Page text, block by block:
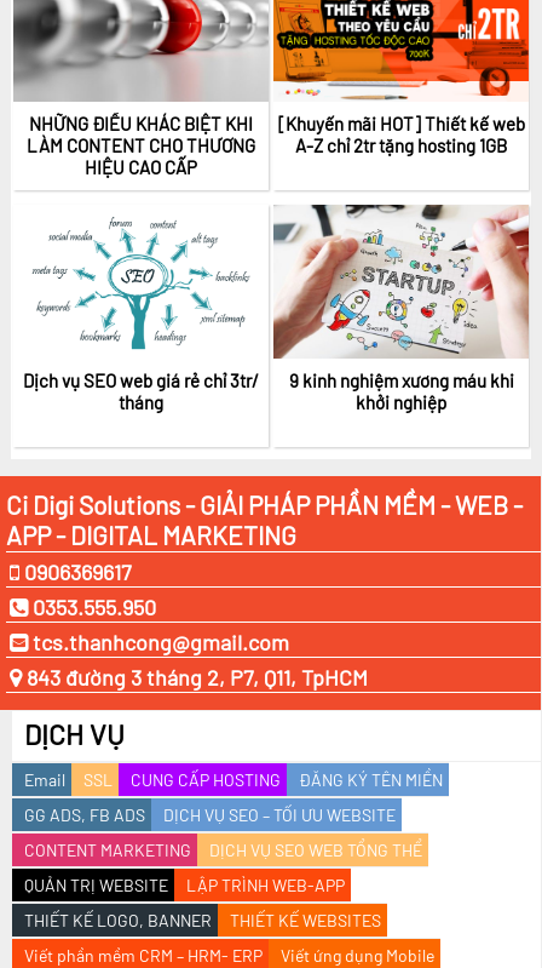
NHỮNG ĐIỀU KHÁC BIỆT KHI
LÀM CONTENT CHO THƯƠNG
HIỆU CAO CẤP
[Khuyến mãi HOT] Thiết kế web
A-Z chỉ 2tr tặng hosting 1GB
Dịch vụ SEO web giá rẻ chỉ 3tr/
tháng
9 kinh nghiệm xương máu khi
khởi nghiệp
Ci Digi Solutions - GIẢI PHÁP PHẦN MỀM - WEB -
APP - DIGITAL MARKETING
0906369617
0353.555.950
tcs.thanhcong@gmail.com
843 đường 3 tháng 2, P7, Q11, TpHCM
DỊCH VỤ
Email SSL CUNG CẤP HOSTING
ĐĂNG KÝ TÊN MIỀN
GG ADS, FB ADS
DỊCH VỤ SEO – TỐI ƯU WEBSITE
CONTENT MARKETING
DỊCH VỤ SEO WEB TỔNG THỂ
QUẢN TRỊ WEBSITE
LẬP TRÌNH WEB-APP
THIẾT KẾ LOGO, BANNER
THIẾT KẾ WEBSITES
Viết phần mềm CRM – HRM- ERP
Viết ứng dụng Mobile